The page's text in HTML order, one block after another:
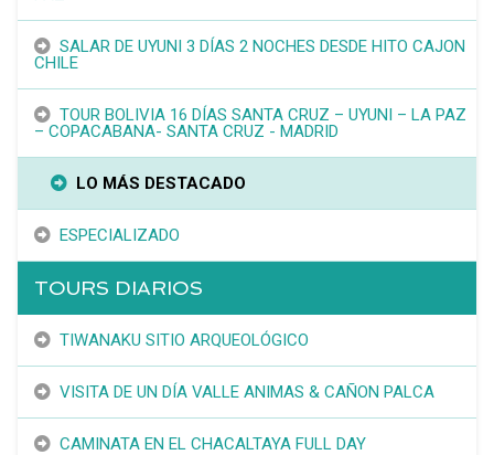
SALAR DE UYUNI 3 DÍAS 2 NOCHES DESDE HITO CAJON
CHILE
TOUR BOLIVIA 16 DÍAS SANTA CRUZ – UYUNI – LA PAZ
– COPACABANA- SANTA CRUZ - MADRID
LO MÁS DESTACADO
ESPECIALIZADO
TOURS DIARIOS
TIWANAKU SITIO ARQUEOLÓGICO
VISITA DE UN DÍA VALLE ANIMAS & CAÑON PALCA
CAMINATA EN EL CHACALTAYA FULL DAY